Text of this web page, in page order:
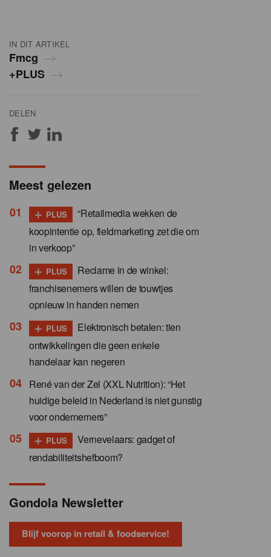
IN DIT ARTIKEL
Fmcg
+PLUS
DELEN
Meest gelezen
+ PLUS
“Retailmedia wekken de
koopintentie op, fieldmarketing zet die om
in verkoop”
+ PLUS
Reclame in de winkel:
franchisenemers willen de touwtjes
opnieuw in handen nemen
+ PLUS
Elektronisch betalen: tien
ontwikkelingen die geen enkele
handelaar kan negeren
René van der Zel (XXL Nutrition): “Het
huidige beleid in Nederland is niet gunstig
voor ondernemers”
+ PLUS
Vernevelaars: gadget of
rendabiliteitshefboom?
Gondola Newsletter
Blijf voorop in retail & foodservice!